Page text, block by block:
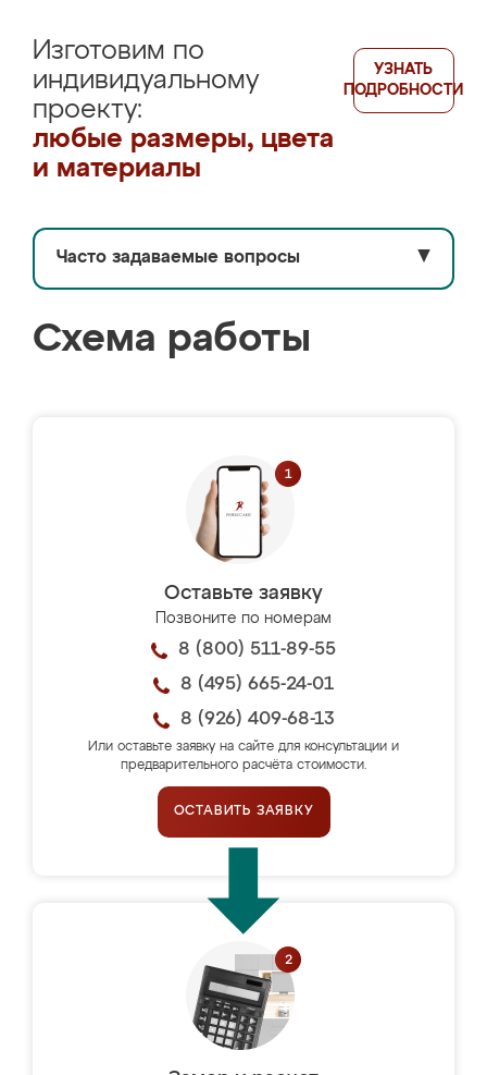
Изготовим по
индивидуальному
проекту:
любые размеры, цвета
и материалы
УЗНАТЬ
ПОДРОБНОСТИ
Часто задаваемые вопросы ▼
Схема работы
Оставьте заявку
Позвоните по номерам
8 (800) 511-89-55
8 (495) 665-24-01
8 (926) 409-68-13
Или оставьте заявку на сайте для консультации и
предварительного расчёта стоимости.
ОСТАВИТЬ ЗАЯВКУ